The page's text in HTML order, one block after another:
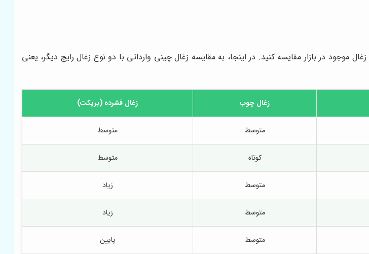
موجود در بازار مقایسه کنید. در اینجا، به مقایسه زغال چینی وارداتی با دو نوع زغال رایج دیگر، یعنی
زغال چوب زغال فشرده (بریکت)
متوسط متوسط
کوتاه متوسط
متوسط زیاد
متوسط زیاد
متوسط پایین